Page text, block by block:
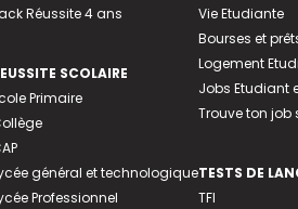
Réussite 4 ans
SCOLAIRE
Primaire
général et technologique
Professionnel
Vie Etudiante
Bourses et
Logement
Jobs Etudiant
Trouve ton job
TESTS DE
TFI